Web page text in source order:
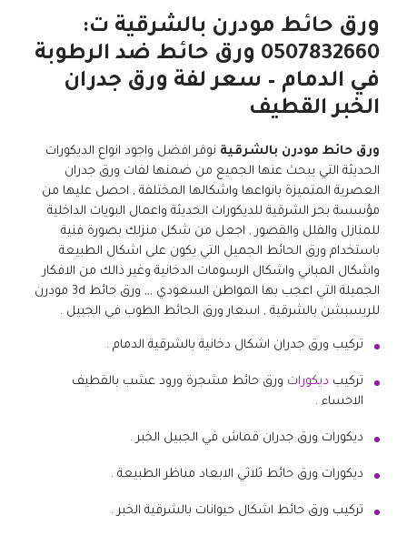
ورق حائط مودرن بالشرقية ت:
0507832660 ورق حائط ضد الرطوبة
في الدمام – سعر لفة ورق جدران
الخبر القطيف
ورق حائط مودرن بالشرقية نوفر افضل واجود انواع الديكورات
الحديثة التي يبحث عنها الجميع من ضمنها لفات ورق جدران
العصرية المتميزة بانواعها واشكالها المختلفة , احصل عليها من
مؤسسة بحر الشرقية للديكورات الحديثة واعمال البويات الداخلية
للمنازل والفلل والقصور , اجعل من شكل منزلك بصورة فنية
باستخدام ورق الحائط الجميل التي يكون على اشكال الطبيعة
واشكال المباني واشكال الرسومات الدخانية وغير ذالك من الافكار
الجميلة التي اعجب بها المواطن السعودي ,,, ورق حائط 3d مودرن
للريسبشن بالشرقية , اسعار ورق الحائط الطوب في الجبيل .
تركيب ورق جدران اشكال دخانية بالشرقية الدمام .
تركيب ديكورات ورق حائط مشجرة ورود عشب بالقطيف
الاحساء .
ديكورات ورق جدران قماش في الجبيل الخبر .
ديكورات ورق حائط ثلاثي الابعاد مناظر الطبيعة .
تركيب ورق حائط اشكال حيوانات بالشرقية الخبر .